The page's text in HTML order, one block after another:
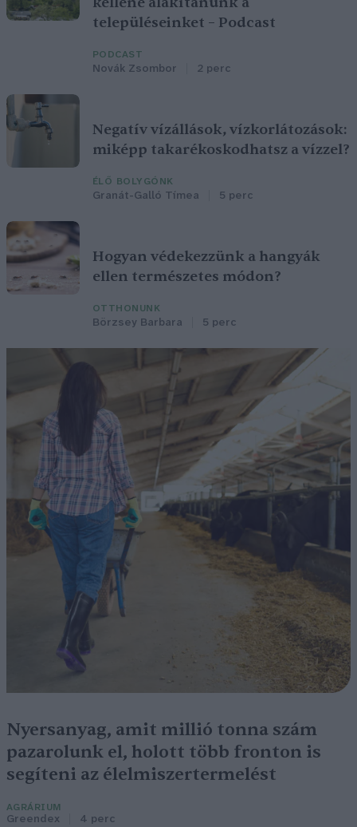
településeinket – Podcast
PODCAST
Novák Zsombor 2 perc
Negatív vízállások, vízkorlátozások:
miképp takarékoskodhatsz a vízzel?
ÉLŐ BOLYGÓNK
Granát-Galló Tímea 5 perc
Hogyan védekezzünk a hangyák
ellen természetes módon?
OTTHONUNK
Börzsey Barbara 5 perc
Nyersanyag, amit millió tonna szám
pazarolunk el, holott több fronton is
segíteni az élelmiszertermelést
AGRÁRIUM
Greendex 4 perc